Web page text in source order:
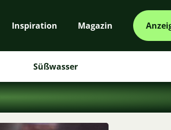
Inspiration Magazin
Süßwasser